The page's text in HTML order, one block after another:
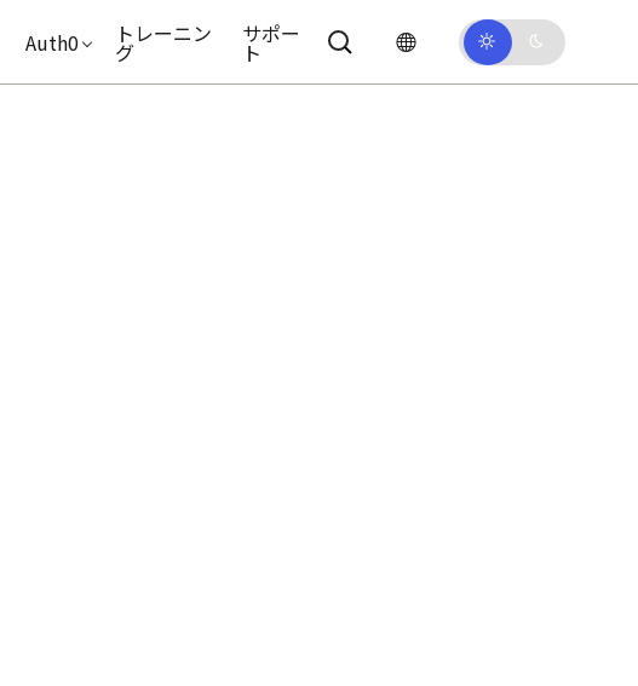
Auth0 トレーニン
グ
サポー
ト